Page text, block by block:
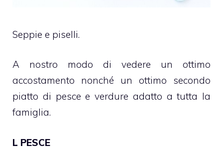
Seppie e piselli.
A nostro modo di vedere un ottimo
accostamento nonché un ottimo secondo
piatto di pesce e verdure adatto a tutta la
famiglia.
L PESCE